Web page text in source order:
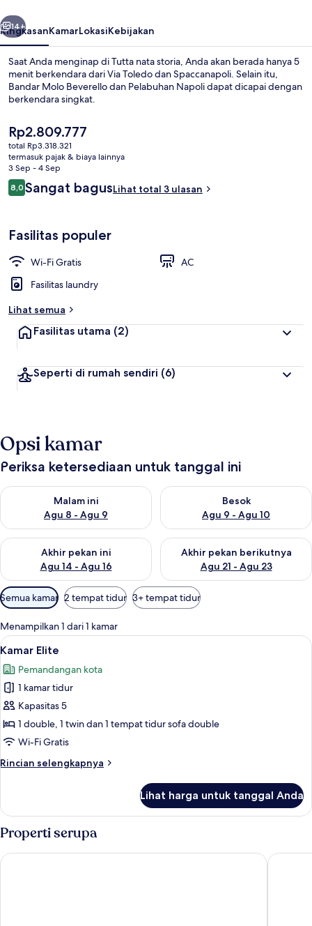
Berikutnya
14+
RingkasanKamarLokasiKebijakan
Saat Anda menginap di Tutta nata storia, Anda akan berada hanya 5
menit berkendara dari Via Toledo dan Spaccanapoli. Selain itu,
Bandar Molo Beverello dan Pelabuhan Napoli dapat dicapai dengan
berkendara singkat.
Harga
saat
ini
Rp2.809.777
Rp2.809.777
total Rp3.318.321
termasuk pajak & biaya lainnya
3 Sep - 4 Sep
Ulasan
8,08,0 dari 10
Sangat bagusLihat total 3 ulasan
Fasilitas populer
Wi-Fi Gratis
AC
Fasilitas laundry
Lihat semua
Fasilitas utama (2)
Seperti di rumah sendiri (6)
Opsi kamar
Periksa ketersediaan untuk tanggal ini
Malam ini
Agu 8 - Agu 9
Periksa ketersediaan untuk malam ini Agu 8 - Agu 9
Besok
Agu 9 - Agu 10
Periksa ketersediaan untuk
Akhir pekan ini
Agu 14 - Agu 16
Periksa ketersediaan untuk akhir pekan ini Agu 14 - Agu 16
Akhir pekan berikutnya
Agu 21 - Agu 23
Periksa ketersediaan untuk
Filter
tersedia
untuk
kamar
Semua kamar 2 tempat tidur 3+ tempat tidur
Menampilkan 1 dari 1 kamar
Lihat
semua
foto
untuk
Kamar
Elite
Kamar Elite | Selimut bulu angsa,
12
Kamar Elite
Pemandangan kota
1 kamar tidur
Kapasitas 5
1 double, 1 twin dan 1 tempat tidur sofa double
Wi-Fi Gratis
Rincian selengkapnya
Rincian
Kamar
Elite
Lihat harga untuk tanggal Anda
Properti serupa
Home To Fly Skycity